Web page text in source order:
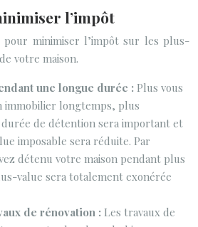
l’impôt
pour minimiser l’impôt sur les plus-
votre maison.
une longue durée : Plus vous
immobilier longtemps, plus
de détention sera important et
imposable sera réduite. Par
détenu votre maison pendant plus
value sera totalement exonérée
de rénovation : Les travaux de